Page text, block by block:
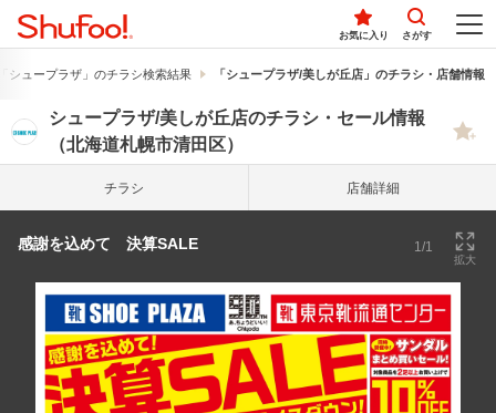
お気に入り さがす
シュープラザ」のチラシ検索結果 「シュープラザ/美しが丘店」のチラシ・店舗情報
シュープラザ/美しが丘店のチラシ・セール情報
（北海道札幌市清田区）
チラシ 店舗詳細
感謝を込めて 決算SALE 1/1
拡大